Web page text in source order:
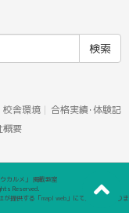
校舎環境
合格実績･体験記
概要
カルメ」 掲載教室
Reserved.
提供する「mapl web」にて運営しておりま